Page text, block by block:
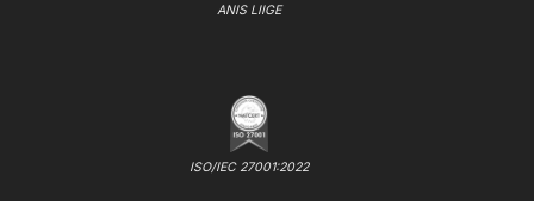
ANIS LIIGE
ISO/IEC 27001:2022